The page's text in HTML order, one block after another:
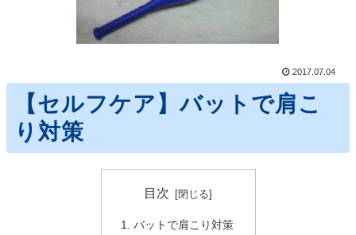
2017.07.04
【セルフケア】バットで肩こ
り対策
目次
バットで肩こり対策